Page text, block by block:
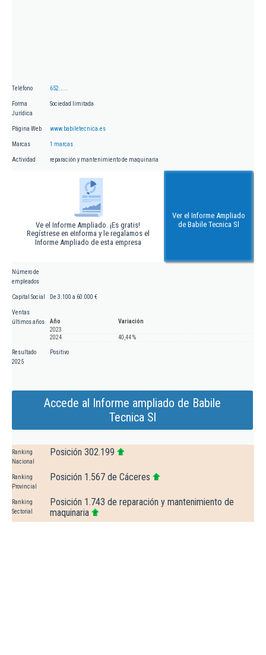
Teléfono 652.....
Forma
Jurídica
Sociedad limitada
Página Web www.babiletecnica.es
Marcas 1 marcas
Actividad reparación y mantenimiento de maquinaria
Ve el Informe Ampliado. ¡Es gratis!
Regístrese en eInforma y le regalamos el
Informe Ampliado de esta empresa
Ver el Informe Ampliado
de Babile Tecnica Sl
Número de
empleados
Capital Social De 3.100 a 60.000 €
Ventas
últimos años
Año
Variación
2023
2024
40,44 %
Resultado
2025
Positivo
Accede al Informe ampliado de Babile
Tecnica Sl
Ranking
Nacional
Posición 302.199
Ranking
Provincial
Posición 1.567 de Cáceres
Ranking
Sectorial
Posición 1.743 de reparación y mantenimiento de
maquinaria